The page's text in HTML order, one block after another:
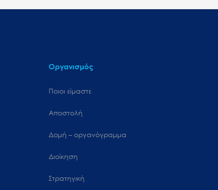
Οργανισμός
Ποιοι είμαστε
Αποστολή
Δομή – οργανόγραμμα
Διοίκηση
Στρατηγική